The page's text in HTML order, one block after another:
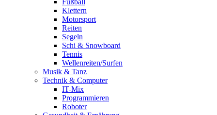
Klettern
Motorsport
Reiten
Segeln
Schi & Snowboard
Tennis
Wellenreiten/Surfen
Musik & Tanz
Technik & Computer
IT-Mix
Programmieren
Roboter